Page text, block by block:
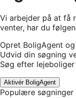
Vi arbejder på at få
venter, har du
Opret BoligAgent
Udvid din søgning
Søg efter
Aktivér BoligAgent
Populære søgninger